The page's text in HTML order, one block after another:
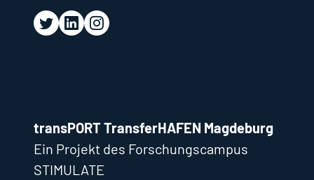
transPORT TransferHAFEN Magdeburg
Ein Projekt des Forschungscampus
STIMULATE